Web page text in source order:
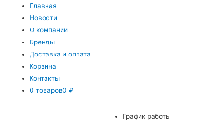
Главная
Новости
О компании
Бренды
Доставка и оплата
Корзина
Контакты
0 товаров0 ₽
График работы